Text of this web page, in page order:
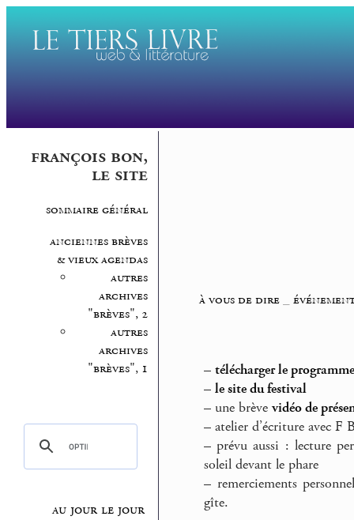
françois bon,
le site
sommaire général
anciennes brèves
& vieux agendas
autres
archives
"brèves", 2
autres
archives
"brèves", 1
au jour le jour
à vous de dire_
– télécharger le
– le site du festival
– une brève vidéo de
– atelier d’écriture avec F
– prévu aussi : lecture
soleil devant le phare
– remerciements
gîte.